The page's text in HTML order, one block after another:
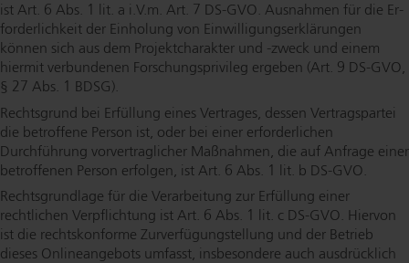
ist Art. 6 Abs. 1 lit. a i.V.m. Art. 7 DS-GVO. Ausnahmen für die Er­
for­der­lich­keit der Einholung von Ein­wil­li­gungs­er­klä­run­gen
können sich aus dem Pro­jekt­cha­rak­ter und -zweck und einem
hiermit verbundenen For­schungs­pri­vi­leg ergeben (Art. 9 DS-GVO,
§ 27 Abs. 1 BDSG).
Rechtsgrund bei Erfüllung eines Vertrages, dessen Ver­trags­par­tei
die betroffene Person ist, oder bei einer er­for­der­li­chen
Durchführung vor­ver­trag­li­cher Maßnahmen, die auf Anfrage einer
betroffenen Person erfolgen, ist Art. 6 Abs. 1 lit. b DS-GVO.
Rechts­grund­la­ge für die Verarbeitung zur Erfüllung einer
rechtlichen Verpflichtung ist Art. 6 Abs. 1 lit. c DS-GVO. Hiervon
ist die rechts­kon­for­me Zur­ver­fü­gung­stel­lung und der Betrieb
dieses On­line­an­ge­bots umfasst, insbesondere auch ausdrücklich